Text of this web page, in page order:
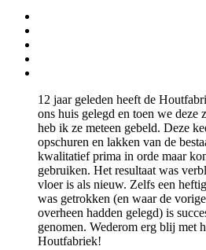
12 jaar geleden heeft de
ons huis gelegd en toen we deze
heb ik ze meteen gebeld. Deze
opschuren en lakken van de
kwalitatief prima in orde maar
gebruiken. Het resultaat was
vloer is als nieuw. Zelfs een
was getrokken (en waar de
overheen hadden gelegd) is
genomen. Wederom erg blij met
Houtfabriek!